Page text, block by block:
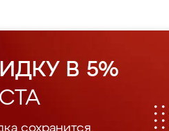
В 5%
сохранится.